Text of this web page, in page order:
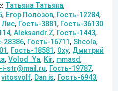
Татьяна Татьяна,
, Егор Полозов, Гость-12284,
Лис, Гость-3881, Гость-36130
,Aleksandr.Z, Гость-1443,
28386, Гость-16711, Shcola,
, Гость-18581, Oxy, Дмитрий
,Volod_Ya, Kir, mmasd,
i-str@mail.ru, Гость-19787,
vitosvolf, Dan is, Гость-6943,